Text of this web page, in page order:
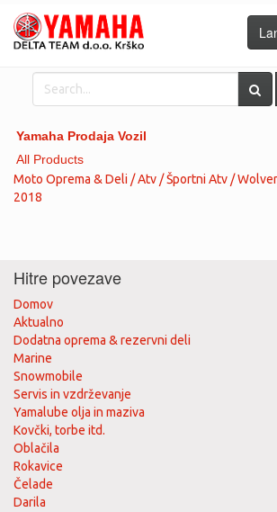
Yamaha Prodaja Vozil
All Products
Moto Oprema & Deli / Atv / Športni Atv /
2018
Hitre povezave
Domov
Aktualno
Dodatna oprema & rezervni deli
Marine
Snowmobile
Servis in vzdrževanje
Yamalube olja in maziva
Kovčki, torbe itd.
Oblačila
Rokavice
Čelade
Darila